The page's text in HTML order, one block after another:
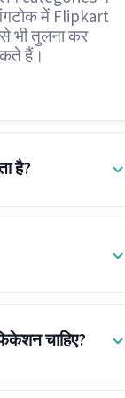
में Flipkart
भी तुलना कर
हैं।
है?
चाहिए?